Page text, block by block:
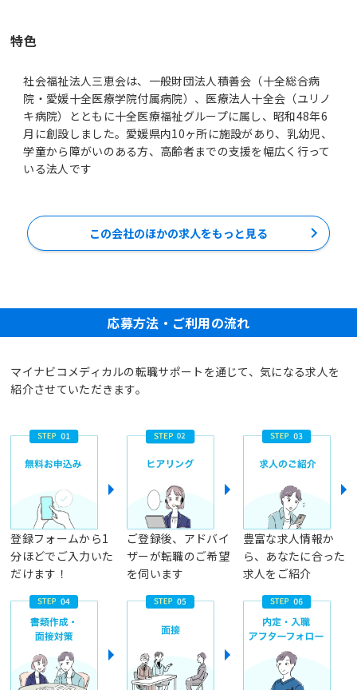
特色
社会福祉法人三恵会は、一般財団法人積善会（十全総合病
院・愛媛十全医療学院付属病院）、医療法人十全会（ユリノ
キ病院）とともに十全医療福祉グループに属し、昭和48年6
月に創設しました。愛媛県内10ヶ所に施設があり、乳幼児、
学童から障がいのある方、高齢者までの支援を幅広く行って
いる法人です
この会社のほかの求人をもっと見る
応募方法・ご利用の流れ
マイナビコメディカルの転職サポートを通じて、気になる求人を
紹介させていただきます。
登録フォームから1
分ほどでご入力いた
だけます！
ご登録後、アドバイ
ザーが転職のご希望
を伺います
豊富な求人情報か
ら、あなたに合った
求人をご紹介